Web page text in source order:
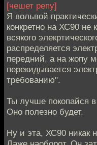
[чешет репу]
Я вольвой
конкретно на ХС90
всякого
распределяется
передний, а на жопу
перекидывается
требованию".
Ты лучше покопайся
Оно полезно будет.
Ну и эта, ХС90 никак